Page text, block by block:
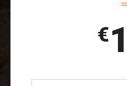
€